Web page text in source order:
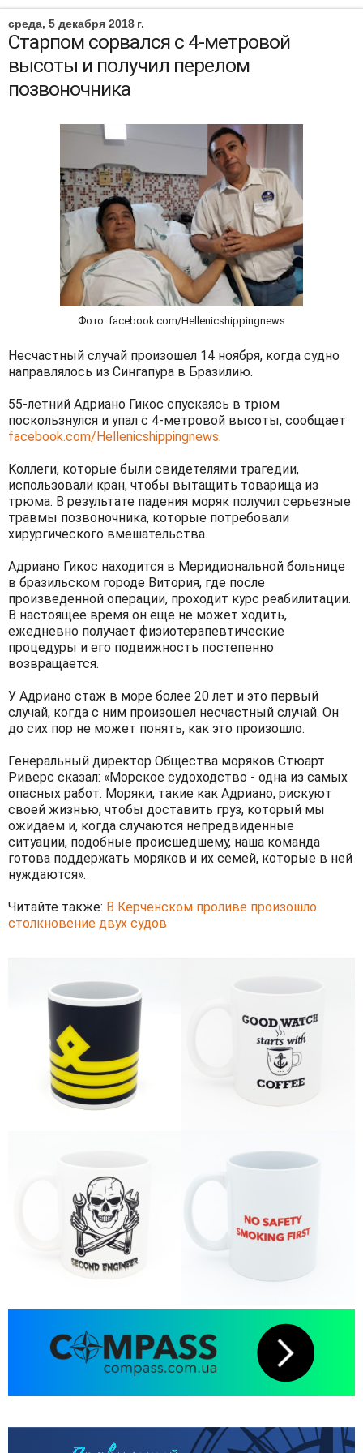
среда, 5 декабря 2018 г.
Старпом сорвался с 4-метровой
высоты и получил перелом
позвоночника
Фото: facebook.com/Hellenicshippingnews
Несчастный случай произошел 14 ноября, когда судно
направлялось из Сингапура в Бразилию.
55-летний Адриано Гикос спускаясь в трюм
поскользнулся и упал с 4-метровой высоты, сообщает
facebook.com/Hellenicshippingnews.
Коллеги, которые были свидетелями трагедии,
использовали кран, чтобы вытащить товарища из
трюма. В результате падения моряк получил серьезные
травмы позвоночника, которые потребовали
хирургического вмешательства.
Адриано Гикос находится в Меридиональной больнице
в бразильском городе Витория, где после
произведенной операции, проходит курс реабилитации.
В настоящее время он еще не может ходить,
ежедневно получает физиотерапевтические
процедуры и его подвижность постепенно
возвращается.
У Адриано стаж в море более 20 лет и это первый
случай, когда с ним произошел несчастный случай. Он
до сих пор не может понять, как это произошло.
Генеральный директор Общества моряков Стюарт
Риверс сказал: «Морское судоходство - одна из самых
опасных работ. Моряки, такие как Адриано, рискуют
своей жизнью, чтобы доставить груз, который мы
ожидаем и, когда случаются непредвиденные
ситуации, подобные происшедшему, наша команда
готова поддержать моряков и их семей, которые в ней
нуждаются».
Читайте также: В Керченском проливе произошло
столкновение двух судов